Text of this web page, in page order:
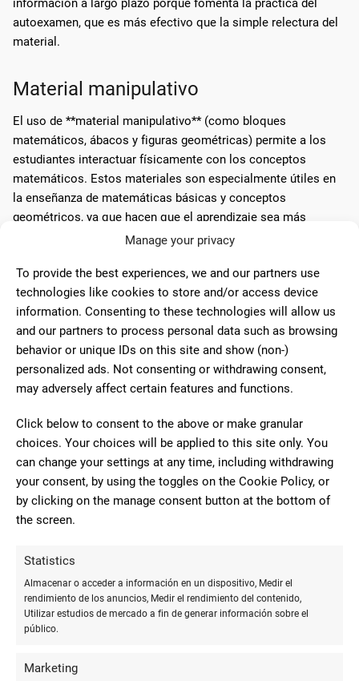
Manage your privacy
To provide the best experiences, we and our partners use
technologies like cookies to store and/or access device
information. Consenting to these technologies will allow us
and our partners to process personal data such as browsing
behavior or unique IDs on this site and show (non-)
personalized ads. Not consenting or withdrawing consent,
may adversely affect certain features and functions.
Click below to consent to the above or make granular
choices. Your choices will be applied to this site only. You
can change your settings at any time, including withdrawing
your consent, by using the toggles on the Cookie Policy, or
by clicking on the manage consent button at the bottom of
the screen.
Statistics
Almacenar o acceder a información en un dispositivo, Medir el
rendimiento de los anuncios, Medir el rendimiento del contenido,
Utilizar estudios de mercado a fin de generar información sobre el
público.
Marketing
información a largo plazo porque fomenta la práctica del
autoexamen, que es más efectivo que la simple relectura del
material.
Material manipulativo
El uso de **material manipulativo** (como bloques
matemáticos, ábacos y figuras geométricas) permite a los
estudiantes interactuar físicamente con los conceptos
matemáticos. Estos materiales son especialmente útiles en
la enseñanza de matemáticas básicas y conceptos
geométricos, ya que hacen que el aprendizaje sea más
interactivo y tangible.
Utilización de papel y lápiz en
problemas matemáticos
Aunque la tecnología tiene un papel importante en la
educación moderna, el **papel y lápiz** siguen siendo
herramientas fundamentales en la enseñanza de
matemáticas.
Resolución detallada de problemas
Escribir los pasos detallados en la resolución de problemas
matemáticos ayuda a los estudiantes a seguir un proceso
(2011) sugiere que la resolución de problemas trabajados
puede ayudar a reducir la carga cognitiva y facilitar la
comprensión.
Práctica repetitiva